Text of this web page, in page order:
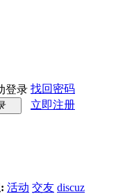
登录 找回密码
立即注册
活动 交友 discuz